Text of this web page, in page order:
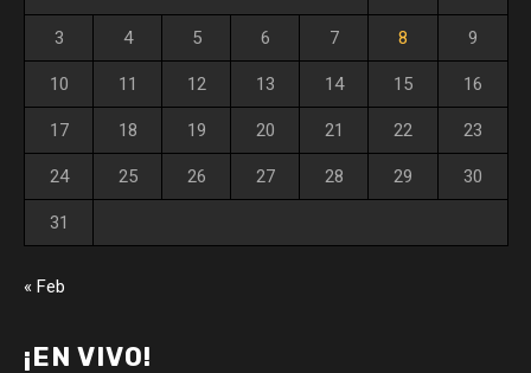
3 4 5 6 7 8 9
10 11 12 13 14 15 16
17 18 19 20 21 22 23
24 25 26 27 28 29 30
31
« Feb
¡EN VIVO!